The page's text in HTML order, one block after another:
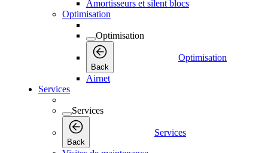
Amortisseurs et silent blocs
Optimisation
Optimisation
Back
Optimisation
Airnet
Services
Services
Back
Services